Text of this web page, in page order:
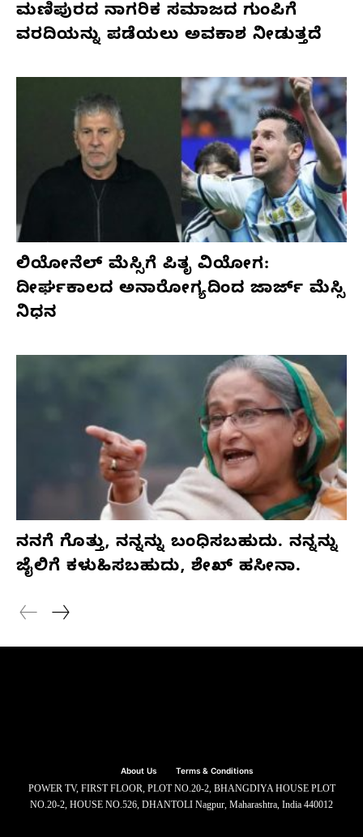
ಮಣಿಪುರದ ನಾಗರಿಕ ಸಮಾಜದ ಗುಂಪಿಗೆ
ವರದಿಯನ್ನು ಪಡೆಯಲು ಅವಕಾಶ ನೀಡುತ್ತದೆ
ಲಿಯೋನೆಲ್ ಮೆಸ್ಸಿಗೆ ಪಿತೃ ವಿಯೋಗ:
ದೀರ್ಘಕಾಲದ ಅನಾರೋಗ್ಯದಿಂದ ಜಾರ್ಜ್ ಮೆಸ್ಸಿ
ನಿಧನ
ನನಗೆ ಗೊತ್ತು, ನನ್ನನ್ನು ಬಂಧಿಸಬಹುದು. ನನ್ನನ್ನು
ಜೈಲಿಗೆ ಕಳುಹಿಸಬಹುದು, ಶೇಖ್ ಹಸೀನಾ.
About Us Terms & Conditions
POWER TV, FIRST FLOOR, PLOT NO.20-2, BHANGDIYA HOUSE PLOT
NO.20-2, HOUSE NO.526, DHANTOLI Nagpur, Maharashtra, India 440012